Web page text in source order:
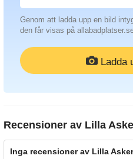
Genom att ladda upp en bild
den får visas på
Ladda
Recensioner av Lilla
Inga recensioner av Lilla